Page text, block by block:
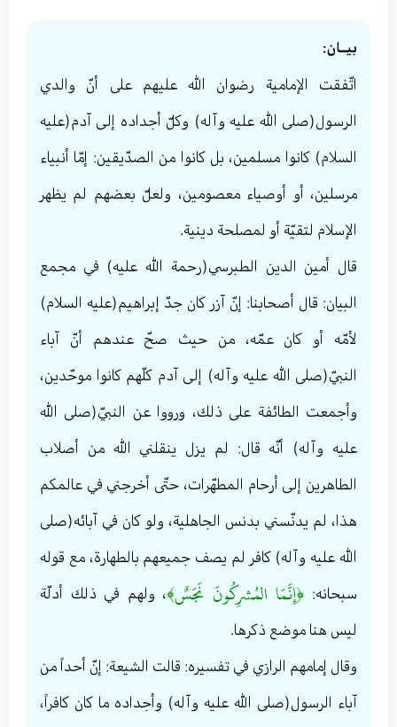
بيــان:
اتّفقت الإمامية رضوان الله عليهم على أنّ والدي
الرسول(صلى الله عليه وآله) وكلّ أجداده إلى آدم(عليه
السلام) كانوا مسلمين، بل كانوا من الصدّيقين: إمّا أنبياء
مرسلين، أو أوصياء معصومين، ولعلّ بعضهم لم يظهر
الإسلام لتقيّة أو لمصلحة دينية.
قال أمين الدين الطبرسي(رحمة الله عليه) في مجمع
البيان: قال أصحابنا: إنّ آزر كان جدّ إبراهيم(عليه السلام)
لأمّه أو كان عمّه، من حيث صحّ عندهم أنّ آباء
النبيّ(صلى الله عليه وآله) إلى آدم كلّهم كانوا موحّدين،
وأجمعت الطائفة على ذلك، ورووا عن النبيّ(صلى الله
عليه وآله) أنّه قال: لم يزل ينقلني الله من أصلاب
الطاهرين إلى أرحام المطهّرات، حتّى أخرجني في عالمكم
هذا، لم يدنّسني بدنس الجاهلية، ولو كان في آبائه(صلى
الله عليه وآله) كافر لم يصف جميعهم بالطهارة، مع قوله
سبحانه‌: ﴿إِنَّمَا المُشرِكُونَ نَجَسٌ﴾، ولهم في ذلك أدلّة
ليس هنا موضع ذكرها.
وقال إمامهم الرازي في تفسيره: قالت الشيعة: إنّ أحداً من
آباء الرسول(صلى الله عليه وآله) وأجداده ما كان كافراً،